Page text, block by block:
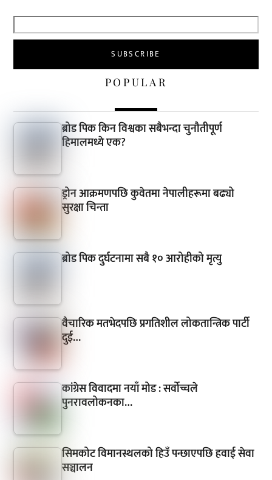
POPULAR
ब्रोड पिक किन विश्वका सबैभन्दा चुनौतीपूर्ण
हिमालमध्ये एक?
ड्रोन आक्रमणपछि कुवेतमा नेपालीहरूमा बढ्यो
सुरक्षा चिन्ता
ब्रोड पिक दुर्घटनामा सबै १० आरोहीको मृत्यु
वैचारिक मतभेदपछि प्रगतिशील लोकतान्त्रिक पार्टी
दुई…
कांग्रेस विवादमा नयाँ मोड : सर्वोच्चले
पुनरावलोकनका…
सिमकोट विमानस्थलको हिउँ पन्छाएपछि हवाई सेवा
सञ्चालन